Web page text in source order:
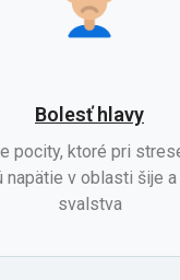
Bolesť hlavy
pocity, ktoré pri
napätie v oblasti šije
svalstva